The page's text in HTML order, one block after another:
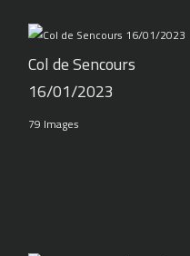
Col de Sencours
16/01/2023
79 Images